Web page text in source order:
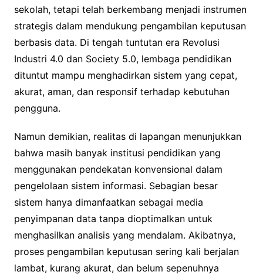
sekolah, tetapi telah berkembang menjadi instrumen
strategis dalam mendukung pengambilan keputusan
berbasis data. Di tengah tuntutan era Revolusi
Industri 4.0 dan Society 5.0, lembaga pendidikan
dituntut mampu menghadirkan sistem yang cepat,
akurat, aman, dan responsif terhadap kebutuhan
pengguna.
Namun demikian, realitas di lapangan menunjukkan
bahwa masih banyak institusi pendidikan yang
menggunakan pendekatan konvensional dalam
pengelolaan sistem informasi. Sebagian besar
sistem hanya dimanfaatkan sebagai media
penyimpanan data tanpa dioptimalkan untuk
menghasilkan analisis yang mendalam. Akibatnya,
proses pengambilan keputusan sering kali berjalan
lambat, kurang akurat, dan belum sepenuhnya